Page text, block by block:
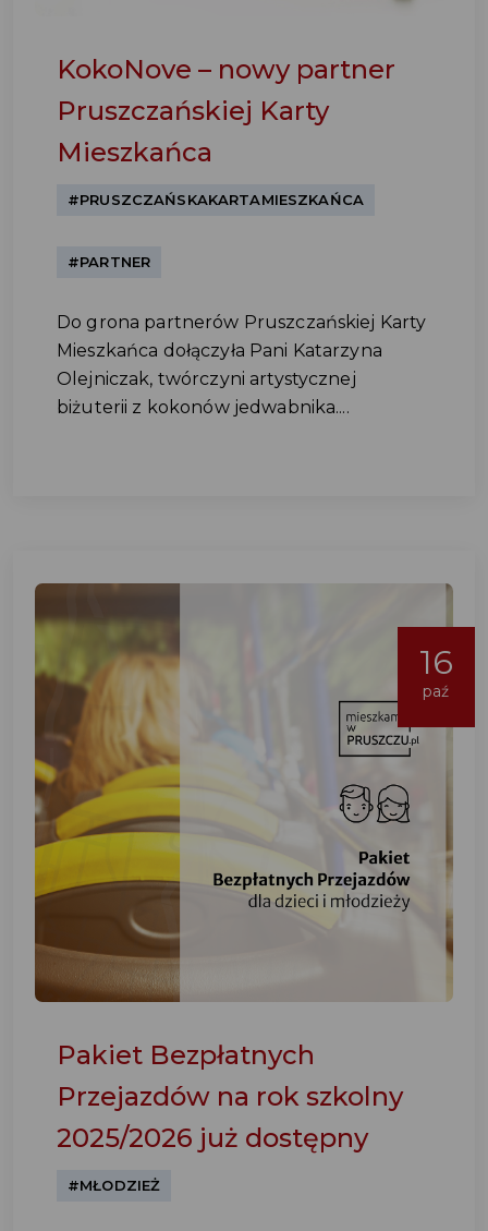
KokoNove – nowy partner
Pruszczańskiej Karty
Mieszkańca
#PRUSZCZAŃSKAKARTAMIESZKAŃCA
#PARTNER
Do grona partnerów Pruszczańskiej Karty
Mieszkańca dołączyła Pani Katarzyna
Olejniczak, twórczyni artystycznej
biżuterii z kokonów jedwabnika....
16
paź
Pakiet Bezpłatnych
Przejazdów na rok szkolny
2025/2026 już dostępny
#MŁODZIEŻ